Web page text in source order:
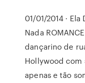
01/01/2014 ·
Nada
dançarino de
Hollywood com
apenas e tão